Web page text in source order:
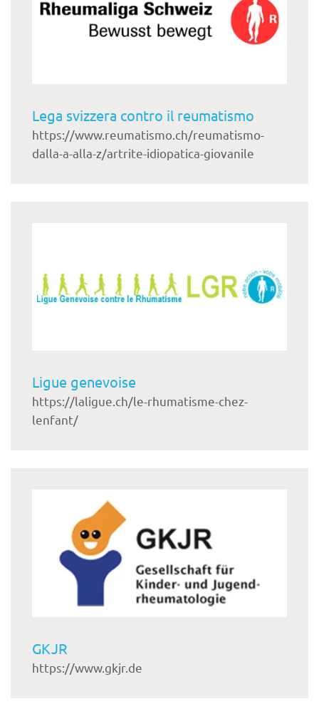
Lega svizzera contro il reumatismo
https://www.reumatismo.ch/reumatismo-
dalla-a-alla-z/artrite-idiopatica-giovanile
Ligue genevoise
https://laligue.ch/le-rhumatisme-chez-
lenfant/
GKJR
https://www.gkjr.de